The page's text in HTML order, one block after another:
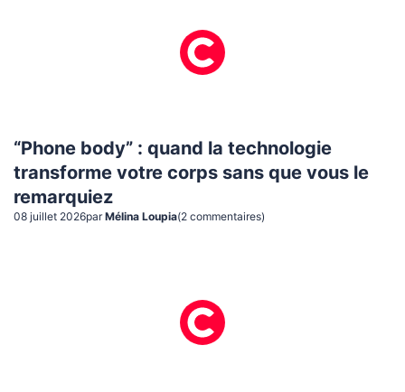
“Phone body” : quand la technologie
transforme votre corps sans que vous le
remarquiez
08 juillet 2026par Mélina Loupia(2 commentaires)